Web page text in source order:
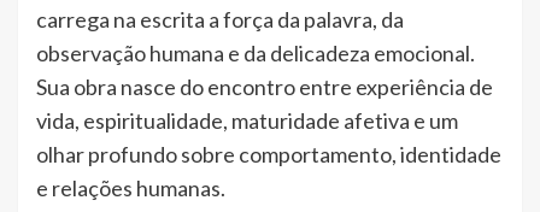
carrega na escrita a força da palavra, da
observação humana e da delicadeza emocional.
Sua obra nasce do encontro entre experiência de
vida, espiritualidade, maturidade afetiva e um
olhar profundo sobre comportamento, identidade
e relações humanas.